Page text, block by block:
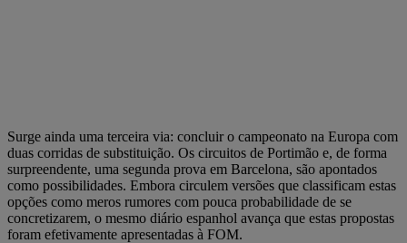
Surge ainda uma terceira via: concluir o campeonato na Europa com
duas corridas de substituição. Os circuitos de Portimão e, de forma
surpreendente, uma segunda prova em Barcelona, são apontados
como possibilidades. Embora circulem versões que classificam estas
opções como meros rumores com pouca probabilidade de se
concretizarem, o mesmo diário espanhol avança que estas propostas
foram efetivamente apresentadas à FOM.